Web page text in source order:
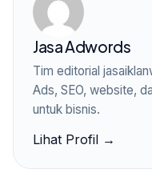
Jasa Adwords
Tim editorial
Ads, SEO, website,
untuk bisnis.
Lihat Profil →